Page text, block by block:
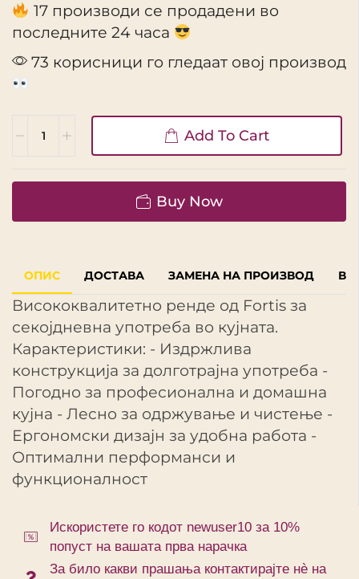
17 производи се продадени во
последните 24 часа
73 корисници го гледаат овој производ
Add To Cart
Buy Now
ОПИС ДОСТАВА ЗАМЕНА НА ПРОИЗВОД
Висококвалитетно ренде од Fortis за
секојдневна употреба во кујната.
Карактеристики: - Издржлива
конструкција за долготрајна употреба -
Погодно за професионална и домашна
кујна - Лесно за одржување и чистење -
Ергономски дизајн за удобна работа -
Оптимални перформанси и
функционалност
Искористете го кодот newuser10 за 10%
попуст на вашата прва нарачка
За било какви прашања контактирајте нè на